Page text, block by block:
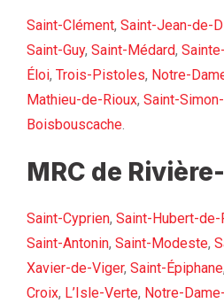
Saint-Clément, Saint-Jean-de-
Saint-Guy, Saint-Médard,
Éloi, Trois-Pistoles, Notre-
Mathieu-de-Rioux, Saint-
Boisbouscache.
MRC de
Saint-Cyprien, Saint-Hubert-
Saint-Antonin, Saint-Modeste,
Xavier-de-Viger, Saint-Épiphane,
Croix, L’Isle-Verte, Notre-